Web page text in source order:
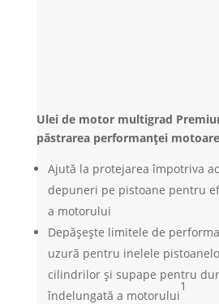
Ulei de motor multigrad
păstrarea performanței
Ajută la protejarea împotriva
depuneri pe pistoane pentru
a motorului
Depășește limitele de
uzură pentru inelele
cilindrilor și supape pentru
îndelungată a motorului
1